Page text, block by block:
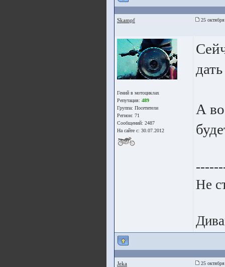
Skampf 25
Гений в мотоциклах
Репутация: 489
Группа: Посетители
Регион: 71
Сообщений: 2487
На сайте с: 30.07.2012
А
Не
Jeka 25